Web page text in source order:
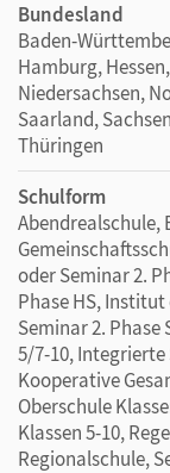
Bundesland
Baden-
Hamburg,
Niedersachsen,
Saarland,
Thüringen
Schulform
Abendrealschule,
oder Seminar 2.
Phase HS,
Seminar 2. Phase
5/7-10, Integrierte
Kooperative
Oberschule
Klassen 5-10,
Regionalschule,